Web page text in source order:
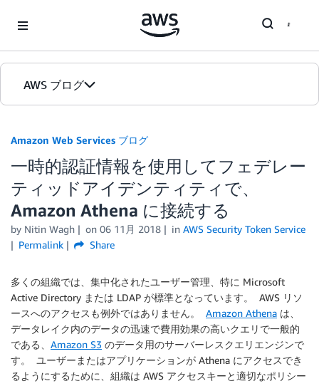
AWS ブログ
カテゴリ
エディション
Amazon Web Services ブログ
一時的認証情報を使用してフェデレー
ティッドアイデンティティで、
Amazon Athena に接続する
by Nitin Wagh on 06 11月 2018 in AWS Security Token Service
Permalink
Share
多くの組織では、集中化されたユーザー管理、特に Microsoft
Active Directory または LDAP が標準となっています。 AWS リソ
ースへのアクセスも例外ではありません。 Amazon Athena は、
データレイク内のデータの迅速で費用効果の高いクエリで一般的
である、 Amazon S3 のデータ用のサーバーレスクエリエンジンで
す。 ユーザーまたはアプリケーションが Athena にアクセスでき
るようにするために、組織は AWS アクセスキーと適切なポリシー